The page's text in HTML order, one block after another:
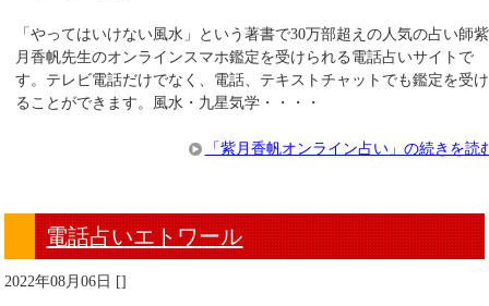
「やってはいけない風水」という著書で30万部超えの人気の占い師紫
月香帆先生のオンラインスマホ鑑定を受けられる電話占いサイトで
す。テレビ電話だけでなく、電話、テキストチャットでも鑑定を受け
ることができます。風水・九星気学・・・・
「紫月香帆オンライン占い」の続きを読
電話占いエトワール
2022年08月06日 []